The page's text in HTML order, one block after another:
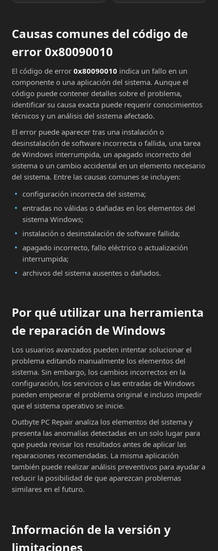
Causas comunes del código de
error 0x80090010
El código de error 0x80090010 indica un fallo en un
componente o una aplicación del sistema. Aunque el
código puede contener detalles sobre el problema,
identificar su causa exacta puede requerir conocimientos
técnicos y un análisis del sistema afectado.
El error puede aparecer tras una instalación o
desinstalación de software incorrecta o fallida, una tarea
de Windows interrumpida, un apagado incorrecto del
sistema o un cambio accidental en un elemento necesario
del sistema. Entre las causas comunes se incluyen:
configuración incorrecta del sistema;
entradas no válidas o dañadas en los elementos del
sistema Windows;
instalación o desinstalación de software fallida;
apagado incorrecto, fallo eléctrico o actualización
interrumpida;
archivos del sistema ausentes o dañados.
Por qué utilizar una herramienta
de reparación de Windows
Los usuarios avanzados pueden intentar solucionar el
problema editando manualmente los elementos del
sistema. Sin embargo, los cambios incorrectos en la
configuración, los servicios o las entradas de Windows
pueden empeorar el problema original e incluso impedir
que el sistema operativo se inicie.
Outbyte PC Repair analiza los elementos del sistema y
presenta las anomalías detectadas en un solo lugar para
que pueda revisar los resultados antes de aplicar las
reparaciones recomendadas. La misma aplicación
también puede realizar análisis preventivos para ayudar a
reducir la posibilidad de que aparezcan problemas
similares en el futuro.
Información de la versión y
limitaciones